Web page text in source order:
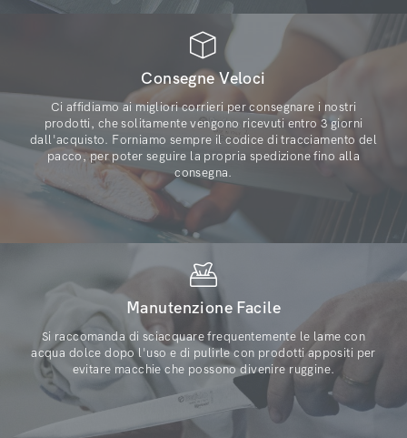
Consegne Veloci
Ci affidiamo ai migliori corrieri per consegnare i nostri
prodotti, che solitamente vengono ricevuti entro 3 giorni
dall'acquisto. Forniamo sempre il codice di tracciamento del
pacco, per poter seguire la propria spedizione fino alla
consegna.
Manutenzione Facile
Si raccomanda di sciacquare frequentemente le lame con
acqua dolce dopo l'uso e di pulirle con prodotti appositi per
evitare macchie che possono divenire ruggine.